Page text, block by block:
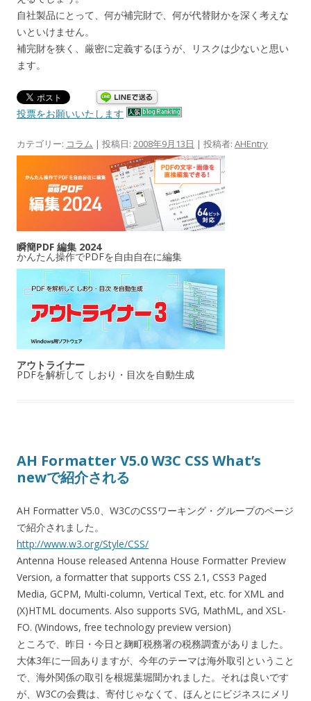
自社製品にとって、何が補完財で、何が代替財かを深く考えな
いといけません。
補完財を狭く、厳密に定義するほうが、リスクは少ないと思い
ます。
投票をお願いいたします
カテゴリー: コラム | 投稿日: 2008年9月13日 | 投稿者: AHEntry
瞬簡PDF 編集 2024
かんたん操作でPDFを自由自在に編集
アウトライナー
PDFを解析して しおり・目次を自動生成
AH Formatter V5.0 W3C CSS What’s
newで紹介される
AH Formatter V5.0、W3CのCSSワーキング・グループのページ
で紹介されました。
http://www.w3.org/Style/CSS/
Antenna House released Antenna House Formatter Preview
Version, a formatter that supports CSS 2.1, CSS3 Paged
Media, GCPM, Multi-column, Vertical Text, etc. for XML and
(X)HTML documents. Also supports SVG, MathML, and XSL-
FO. (Windows, free technology preview version)
ところで、昨日・今日と麹町税務署の税務調査がありました。
大体3年に一回ありますが、今年のテーマは海外取引ということ
で、海外関係の取引を根堀葉堀聞かれました。それは良いです
が、W3Cの会費は、寄付じゃなくて、ほんとにビジネスにメリ